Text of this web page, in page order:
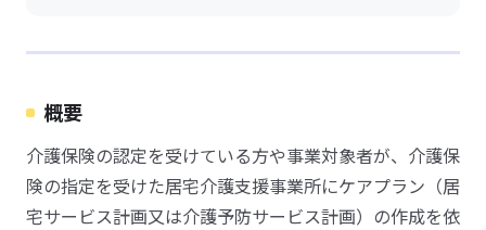
概要
介護保険の認定を受けている方や事業対象者が、介護保
険の指定を受けた居宅介護支援事業所にケアプラン（居
宅サービス計画又は介護予防サービス計画）の作成を依